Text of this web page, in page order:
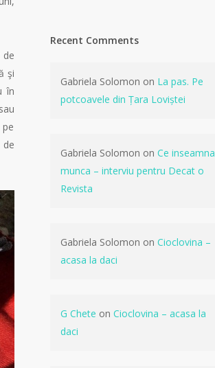
de
şi
în
Recent Comments
Gabriela Solomon on La pas. Pe
potcoavele din Țara Loviștei
Gabriela Solomon on Ce inseamna
munca – interviu pentru Decat o
Revista
Gabriela Solomon on Cioclovina –
acasa la daci
G Chete on Cioclovina – acasa la
daci